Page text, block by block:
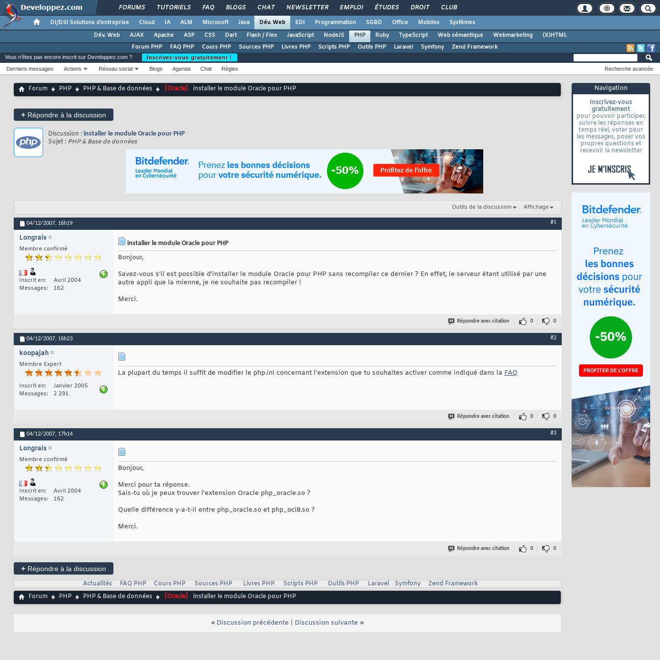
FORUMS TUTORIELS FAQ BLOGS CHAT NEWSLETTER EMPLOI ÉTUDES DROIT CLUB
DI/DSI Solutions d'entreprise Cloud IA ALM Microsoft Java Dév. Web EDI Programmation SGBD Office Mobiles
Systèmes
Dév. Web
AJAX Apache ASP CSS Dart Flash / Flex JavaScript NodeJS PHP Ruby TypeScript Web sémantique Webmarketing
(X)HTML
Forum PHP
FAQ PHP Cours PHP Sources PHP Livres PHP Scripts PHP Outils PHP Laravel Symfony Zend Framework
Navigation
Inscrivez-vous
gratuitement
pour pouvoir participer,
suivre les réponses en
temps réel, voter pour
les messages, poser vos
propres questions et
recevoir la newsletter
Vous n'êtes pas encore inscrit sur Developpez.com ?
Inscrivez-vous gratuitement !
Derniers messages
Actions Réseau social Blogs Agenda Chat Règles Recherche avancée
Forum PHP PHP & Base de données [Oracle] installer le module Oracle pour PHP
+ Répondre à la discussion
Discussion : installer le module Oracle pour PHP
Sujet : PHP & Base de données
Outils de la discussion Affichage
04/12/2007, 16h19 #1
Longrais
Membre confirmé
Inscrit en
Avril 2004
Messages
162
installer le module Oracle pour PHP
Bonjour,
Savez-vous s'il est possible d'installer le module Oracle pour PHP sans recompiler ce dernier ? En effet, le serveur étant utilisé par une
autre appli que la mienne, je ne souhaite pas recompiler !
Merci.
Répondre avec citation 0 0
04/12/2007, 16h23 #2
koopajah
Membre Expert
Inscrit en
Janvier 2005
Messages
2 291
La plupart du temps il suffit de modifier le php.ini concernant l'extension que tu souhaites activer comme indiqué dans la FAQ
Répondre avec citation 0 0
04/12/2007, 17h14 #3
Longrais
Membre confirmé
Inscrit en
Avril 2004
Messages
162
Bonjour,
Merci pour ta réponse.
Sais-tu où je peux trouver l'extension Oracle php_oracle.so ?
Quelle différence y-a-t-il entre php_oracle.so et php_oci8.so ?
Merci.
Répondre avec citation 0 0
+ Répondre à la discussion
Actualités
FAQ PHP Cours PHP Sources PHP Livres PHP Scripts PHP Outils PHP Laravel Symfony
Zend Framework
Forum
PHP PHP & Base de données [Oracle] installer le module Oracle pour PHP
« Discussion précédente Discussion suivante »